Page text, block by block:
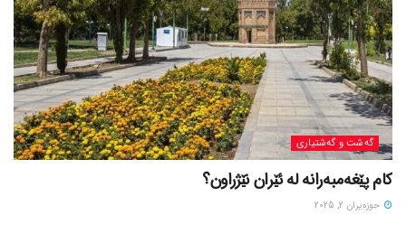
گه‌شت و گه‌شتیاری
کام پێغەمبەرانە لە ئێران نێژراون؟
حوزه‌یران 2, 2025